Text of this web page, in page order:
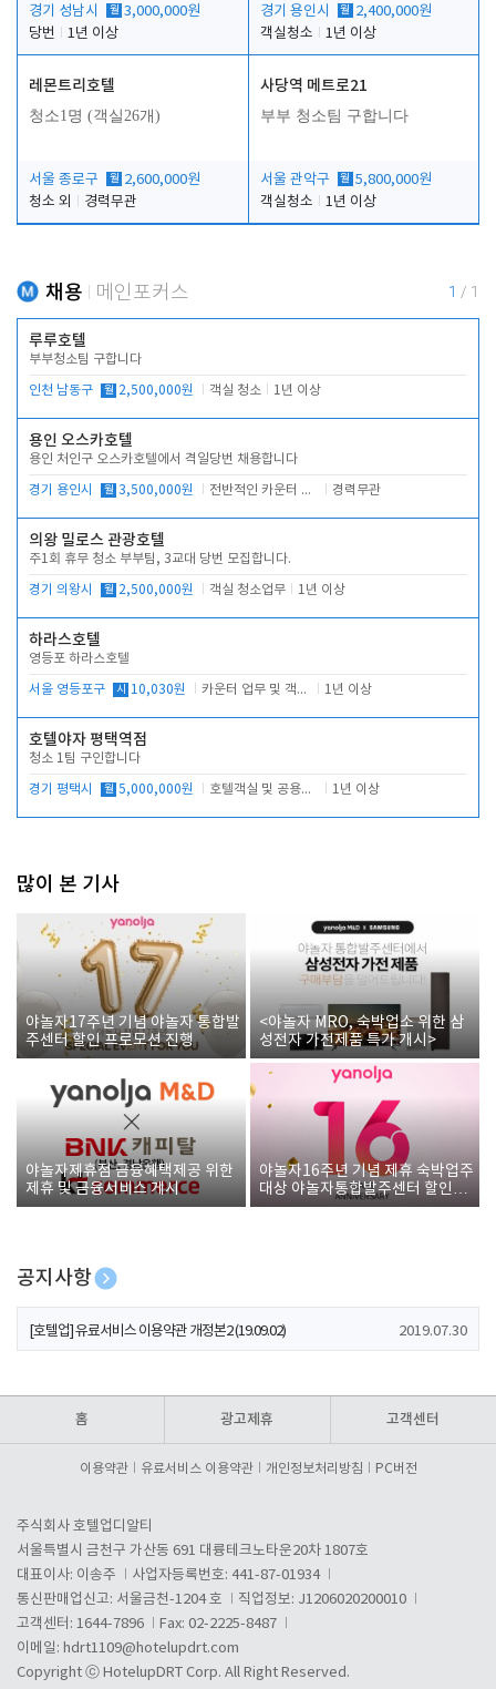
경기 성남시 월 3,000,000원
당번
1년 이상
경기 용인시 월 2,400,000원
객실청소
1년 이상
레몬트리호텔
청소1명 (객실26개)
서울 종로구 월 2,600,000원
청소 외
경력무관
사당역 메트로21
부부 청소팀 구합니다
서울 관악구 월 5,800,000원
객실청소
1년 이상
채용 메인포커스 1 / 1
루루호텔
부부청소팀 구합니다
인천 남동구 월 2,500,000원 객실 청소 1년 이상
용인 오스카호텔
용인 처인구 오스카호텔에서 격일당번 채용합니다
경기 용인시 월 3,500,000원 전반적인 카운터 업무 경력무관
의왕 밀로스 관광호텔
주1회 휴무 청소 부부팀, 3교대 당번 모집합니다.
경기 의왕시 월 2,500,000원 객실 청소업무 1년 이상
하라스호텔
영등포 하라스호텔
서울 영등포구 시 10,030원 카운터 업무 및 객실관리(청소상태 확인, 객실판매) 1년 이상
호텔야자 평택역점
청소 1팀 구인합니다
경기 평택시 월 5,000,000원 호텔객실 및 공용시설 청소 관리 1년 이상
많이 본 기사
야놀자17주년 기념 야놀자 통합발
주센터 할인 프로모션 진행
<야놀자 MRO, 숙박업소 위한 삼
성전자 가전제품 특가 개시>
야놀자제휴점 금융혜택제공 위한
제휴 및 금융서비스 게시
야놀자16주년 기념 제휴 숙박업주
대상 야놀자통합발주센터 할인쿠
폰 증정
공지사항
[호텔업] 개인정보 처리방침 개정본1 (19.09.02)
[호텔업] 유료서비스 이용약관 개정본2 (19.09.02) 2019.07.30
홈 광고제휴 고객센터
이용약관 유료서비스 이용약관 개인정보처리방침 PC버전
주식회사 호텔업디알티
서울특별시 금천구 가산동 691 대륭테크노타운20차 1807호
대표이사: 이송주
사업자등록번호: 441-87-01934
통신판매업신고: 서울금천-1204 호
직업정보: J1206020200010
고객센터: 1644-7896
Fax: 02-2225-8487
이메일: hdrt1109@hotelupdrt.com
Copyright ⓒ HotelupDRT Corp. All Right Reserved.